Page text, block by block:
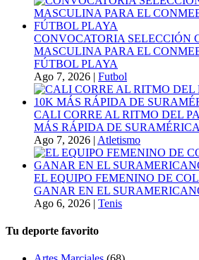
CONVOCATORIA SELECCIÓN
MASCULINA PARA EL
FÚTBOL PLAYA
Ago 7, 2026 | Futbol
CALI CORRE AL RITMO DEL
MÁS RÁPIDA DE SURAMÉRICA
Ago 7, 2026 | Atletismo
EL EQUIPO FEMENINO DE
GANAR EN EL
Ago 6, 2026 | Tenis
Tu deporte favorito